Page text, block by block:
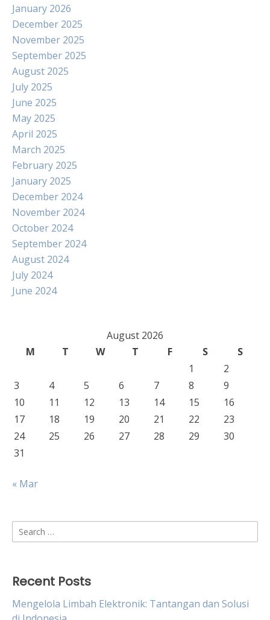
January 2026
December 2025
November 2025
September 2025
August 2025
July 2025
June 2025
May 2025
April 2025
March 2025
February 2025
January 2025
December 2024
November 2024
October 2024
September 2024
August 2024
July 2024
June 2024
August 2026
M
T W T F S
S
1
2
3
4 5 6 7 8
9
10
11 12 13 14 15
16
17
18 19 20 21 22
23
24
25 26 27 28 29
30
31
« Mar
Search
for:
Recent Posts
Mengelola Limbah Elektronik: Tantangan dan Solusi